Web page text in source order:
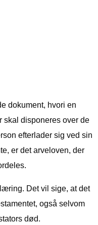
dokument, hvori en
skal disponeres over de
efterlader sig ved sin
er det arveloven, der
Det vil sige, at det
også selvom
død.